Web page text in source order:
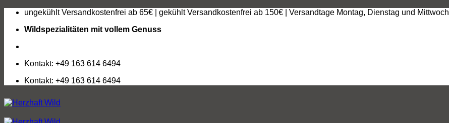
Zum
springen
ungekühlt Versandkostenfrei ab 65€ | gekühlt Versandkostenfrei ab 150€ | Versandtage Montag, Dienstag und Mittwoch
Wildspezialitäten mit vollem Genuss
Kontakt: +49 163 614 6494
Kontakt: +49 163 614 6494